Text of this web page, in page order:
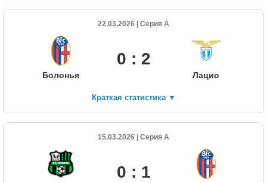
22.03.2026 | Серия А
Болонья
0 : 2
Лацио
Краткая статистика ▼
15.03.2026 | Серия А
0 : 1